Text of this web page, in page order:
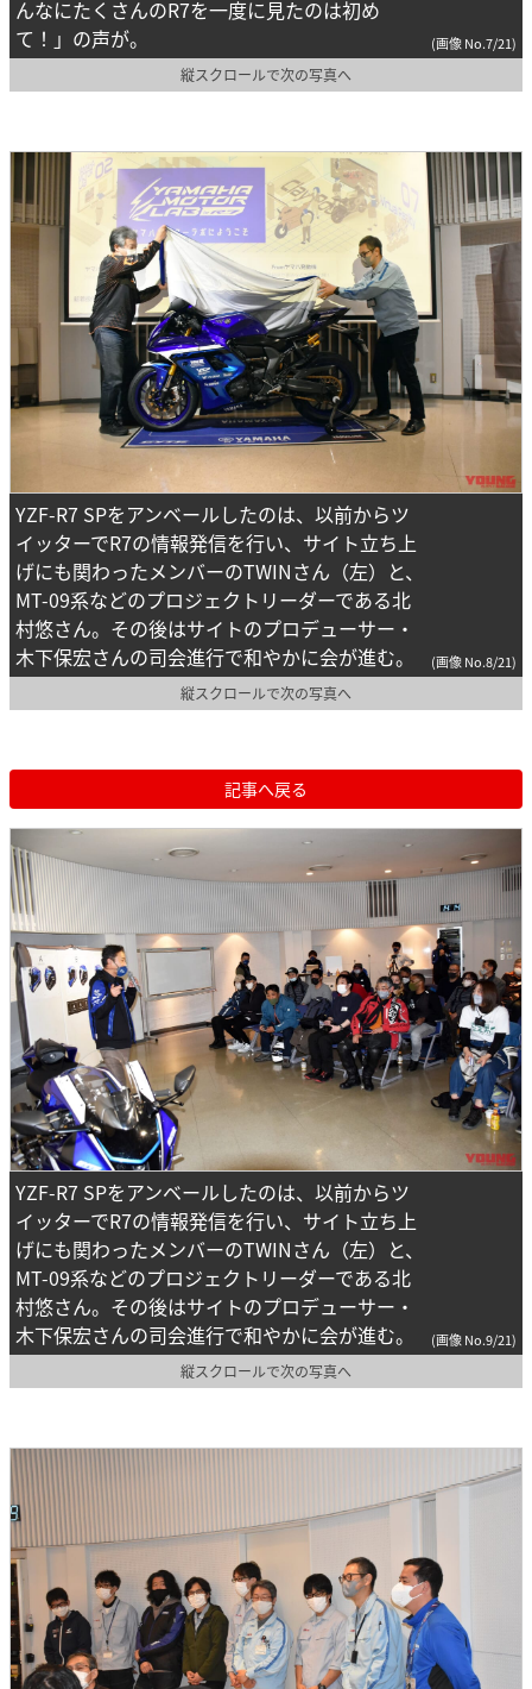
んなにたくさんのR7を一度に見たのは初め
て！」の声が。
(画像 No.7/21)
縦スクロールで次の写真へ
YZF-R7 SPをアンベールしたのは、以前からツ
イッターでR7の情報発信を行い、サイト立ち上
げにも関わったメンバーのTWINさん（左）と、
MT-09系などのプロジェクトリーダーである北
村悠さん。その後はサイトのプロデューサー・
木下保宏さんの司会進行で和やかに会が進む。
(画像 No.8/21)
縦スクロールで次の写真へ
記事へ戻る
YZF-R7 SPをアンベールしたのは、以前からツ
イッターでR7の情報発信を行い、サイト立ち上
げにも関わったメンバーのTWINさん（左）と、
MT-09系などのプロジェクトリーダーである北
村悠さん。その後はサイトのプロデューサー・
木下保宏さんの司会進行で和やかに会が進む。
(画像 No.9/21)
縦スクロールで次の写真へ